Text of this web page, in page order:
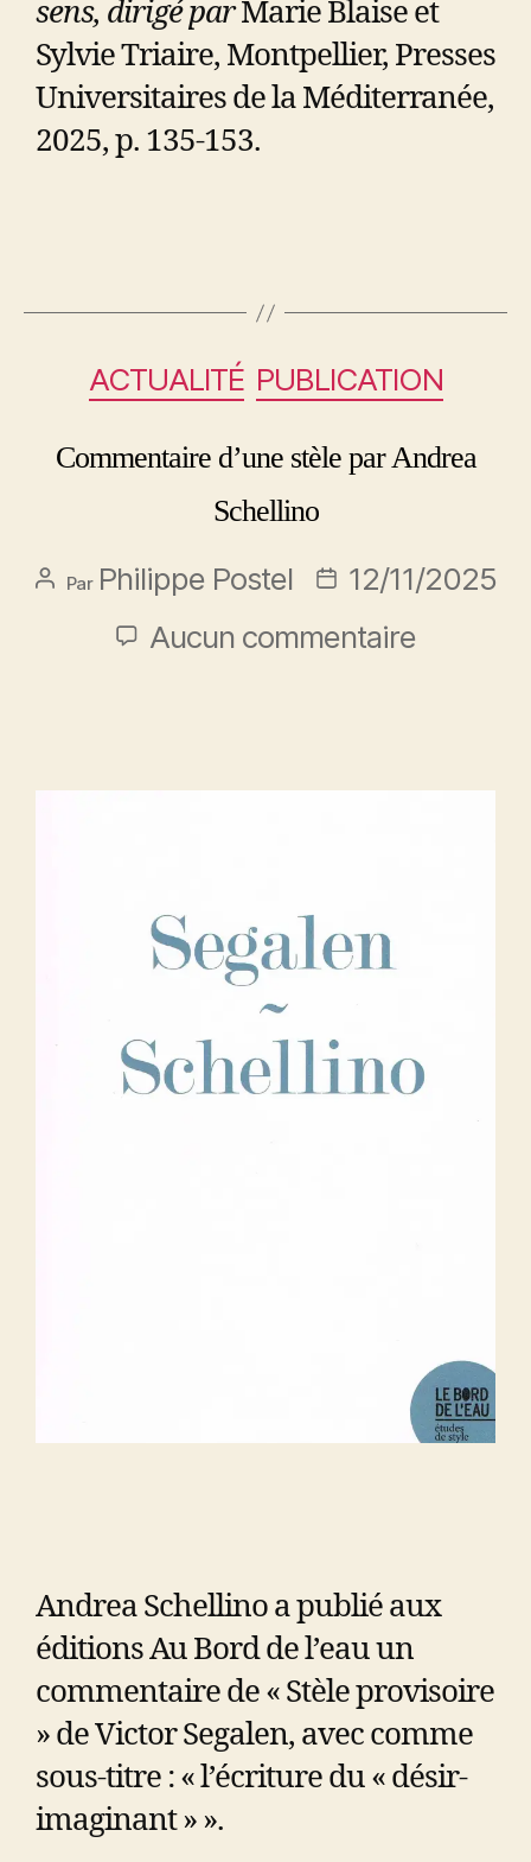
sens, dirigé parMarie Blaise et
Sylvie Triaire, Montpellier, Presses
Universitaires de la Méditerranée,
2025, p. 135-153.
ACTUALITÉ PUBLICATION
Commentaire d’une stèle par Andrea
Schellino
Par Philippe Postel
12/11/2025
Aucun commentaire
Andrea Schellino a publié aux
éditions Au Bord de l’eau un
commentaire de « Stèle provisoire
» de Victor Segalen, avec comme
sous-titre : « l’écriture du « désir-
imaginant » ».